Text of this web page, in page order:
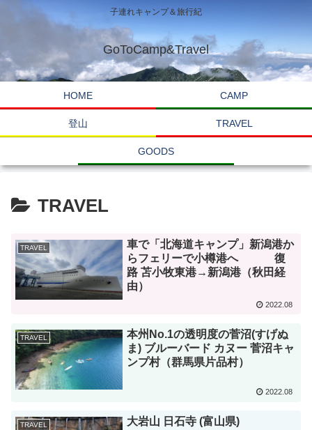
子連れキャンプ＆旅行紀
GoToCamp&Travel
HOME CAMP
登山 TRAVEL
GOODS
TRAVEL
TRAVEL
車で「北海道キャンプ」新潟港か
らフェリーで小樽港へ 復
路 苫小牧東港→新潟港（秋田経
由）
2022.08
TRAVEL
本州No.1の透明度の菅沼(すげぬ
ま) ブルーバード カヌー 菅沼キャ
ンプ村（群馬県片品村）
2022.08
TRAVEL 大岩山 日石寺 (富山県)